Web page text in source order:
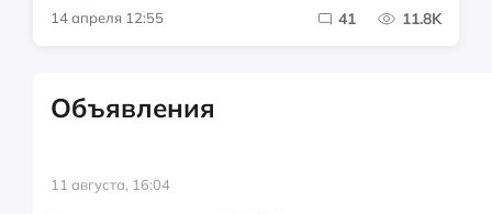
14 апреля 12:55 41 11.8K
Объявления
11 августа, 16:04